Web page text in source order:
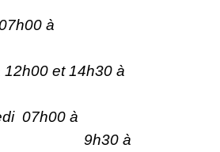
à
12h00 et 14h30 à
07h00 à
9h30 à